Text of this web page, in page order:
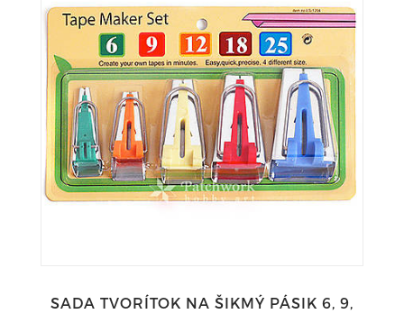
SADA TVORÍTOK NA ŠIKMÝ PÁSIK 6, 9,